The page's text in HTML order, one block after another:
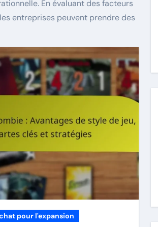
En évaluant des facteurs
entreprises peuvent prendre des
pour l'expansion